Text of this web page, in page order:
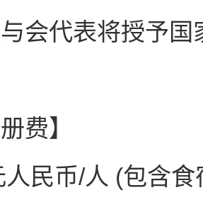
会代表将授予
费】
民币/人 (包含食